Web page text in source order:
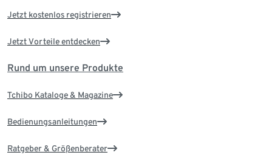
Jetzt kostenlos registrieren
Jetzt Vorteile entdecken
Rund um unsere Produkte
Tchibo Kataloge & Magazine
Bedienungsanleitungen
Ratgeber & Größenberater